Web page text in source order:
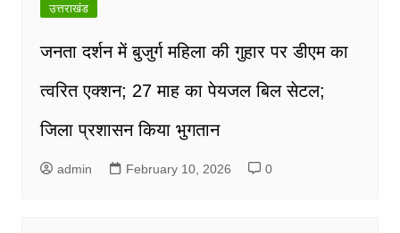
उत्तराखंड
जनता दर्शन में बुजुर्ग महिला की गुहार पर डीएम का
त्वरित एक्शन; 27 माह का पेयजल बिल सेटल;
जिला प्रशासन किया भुगतान
admin February 10, 2026 0